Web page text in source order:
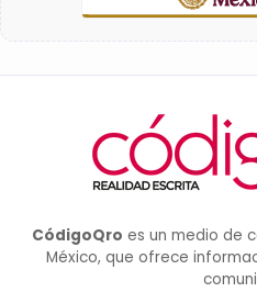
CódigoQro es un medio de
México, que ofrece